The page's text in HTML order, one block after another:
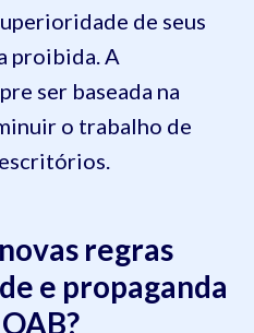
de seus
proibida. A
ser baseada na
o trabalho de
regras
e propaganda